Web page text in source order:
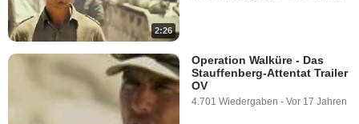
2:26
Operation Walküre - Das
Stauffenberg-Attentat Trailer
OV
4.701 Wiedergaben - Vor 17 Jahren